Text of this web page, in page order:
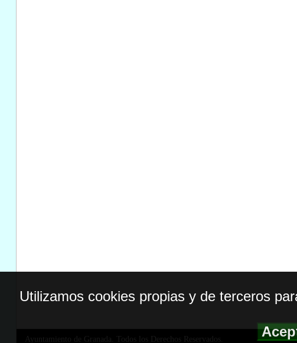
Ayuntamiento de Granada. Todos los Derechos Reservados.
Utilizamos cookies propias y de terceros